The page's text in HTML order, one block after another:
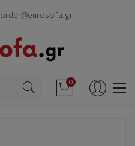
order@eurosofa.gr
0